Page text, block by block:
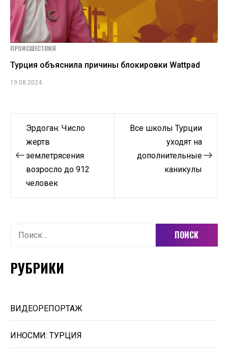
ПРОИСШЕСТВИЯ
Турция объяснила причины блокировки Wattpad
19.08.2024
Навигация
записям
Эрдоган: Число
жертв
землетрясения
возросло до 912
человек
Все школы Турции
уходят на
дополнительные
каникулы
Найти:
РУБРИКИ
ВИДЕОРЕПОРТАЖ
ИНОСМИ: ТУРЦИЯ